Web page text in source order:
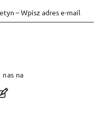
– Wpisz adres e-mail
na